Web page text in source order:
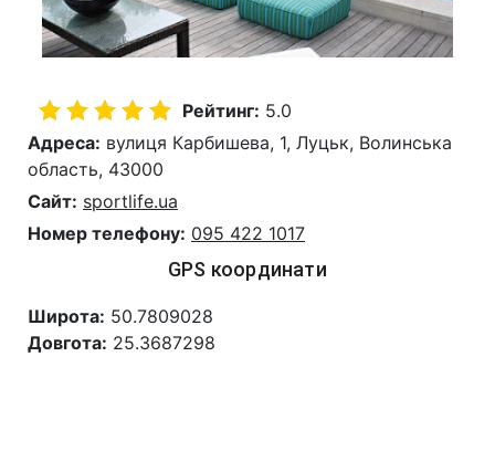
Рейтинг: 5.0
Адреса: вулиця Карбишева, 1, Луцьк, Волинська
область, 43000
Сайт: sportlife.ua
Номер телефону: 095 422 1017
GPS координати
Широта: 50.7809028
Довгота: 25.3687298